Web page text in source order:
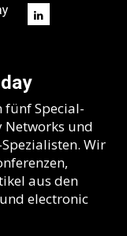
fünf Special-
Networks und
Wir
aus den
electronic